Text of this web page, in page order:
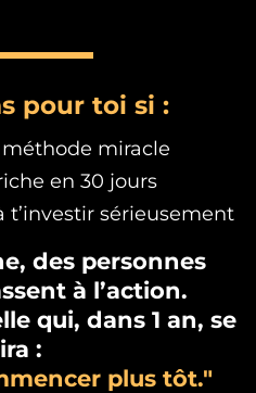
pour toi si :
miracle
en 30 jours
t’investir sérieusement
des personnes
à l’action.
qui, dans 1 an, se
:
plus tôt."